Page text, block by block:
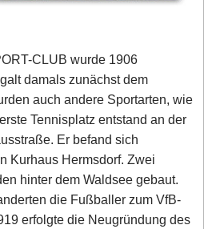
CLUB wurde 1906
damals zunächst dem
auch andere Sportarten, wie
Tennisplatz entstand an der
Er befand sich
Kurhaus Hermsdorf. Zwei
hinter dem Waldsee gebaut.
die Fußballer zum VfB-
erfolgte die Neugründung des